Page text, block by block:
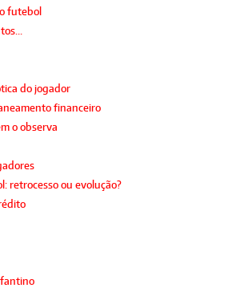
futebol
do jogador
financeiro
o observa
retrocesso ou evolução?